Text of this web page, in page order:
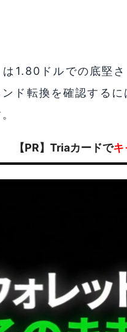
は1.80ドルでの底堅
ンド転換を確認する
【PR】Triaカードでキ